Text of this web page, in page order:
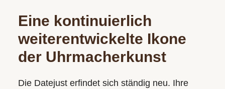
Eine kontinuierlich
weiterentwickelte Ikone
der Uhrmacherkunst
Die Datejust erfindet sich ständig neu. Ihre